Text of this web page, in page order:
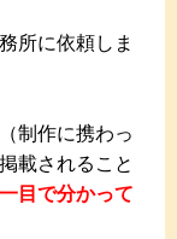
所に依頼しま
制作に携わっ
載されること
目で分かって